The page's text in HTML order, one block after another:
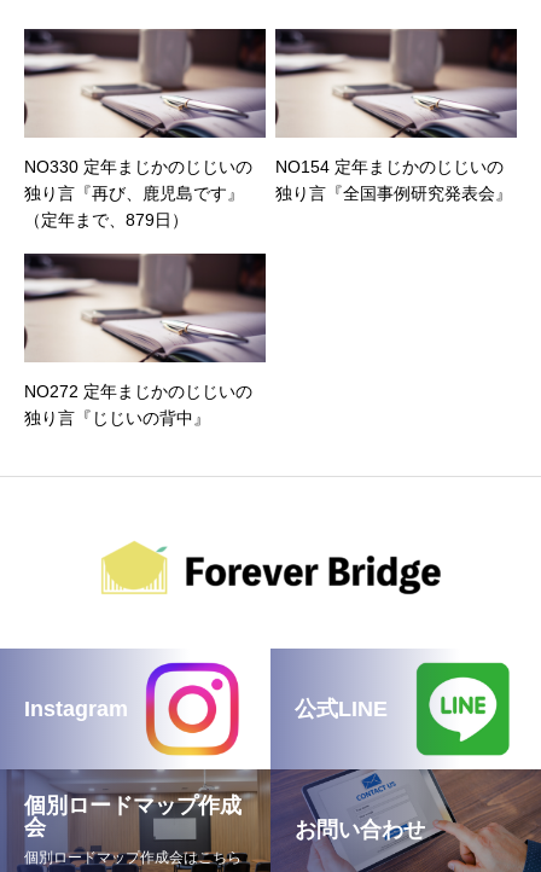
NO330 定年まじかのじじいの
独り言『再び、鹿児島です』
（定年まで、879日）
NO154 定年まじかのじじいの
独り言『全国事例研究発表会』
NO272 定年まじかのじじいの
独り言『じじいの背中』
Instagram 公式LINE
個別ロードマップ作成
会
個別ロードマップ作成会はこちら
お問い合わせ